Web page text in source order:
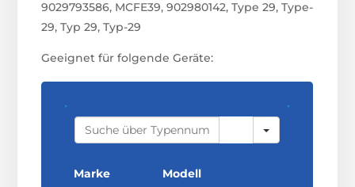
9029793586, MCFE39, 902980142, Type 29, Type-
29, Typ 29, Typ-29
Geeignet für folgende Geräte:
S
A
C
H
Marke Modell